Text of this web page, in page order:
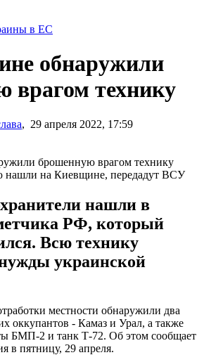
в ЕС
обнаружили
врагом технику
, 29 апреля 2022, 17:59
нашли на Киевщине, передадут ВСУ
нашли в
РФ, который
Всю технику
украинской
местности обнаружили два
оккупантов - Камаз и Урал, а также
БМП-2 и танк Т-72. Об этом сообщает
в пятницу, 29 апреля.